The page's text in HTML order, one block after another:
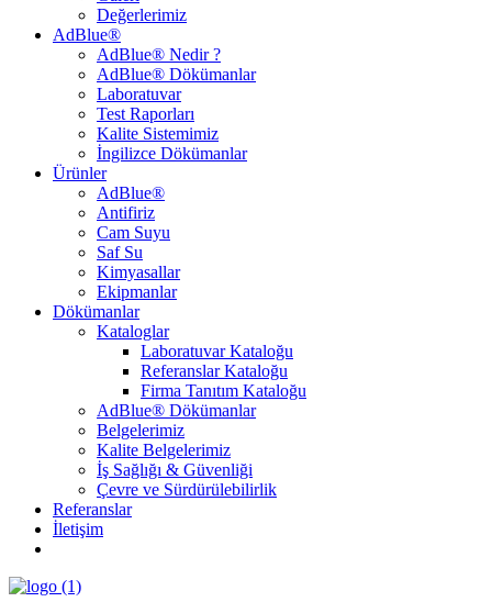
Değerlerimiz
AdBlue®
AdBlue® Nedir ?
AdBlue® Dökümanlar
Laboratuvar
Test Raporları
Kalite Sistemimiz
İngilizce Dökümanlar
Ürünler
AdBlue®
Antifiriz
Cam Suyu
Saf Su
Kimyasallar
Ekipmanlar
Dökümanlar
Kataloglar
Laboratuvar Kataloğu
Referanslar Kataloğu
Firma Tanıtım Kataloğu
AdBlue® Dökümanlar
Belgelerimiz
Kalite Belgelerimiz
İş Sağlığı & Güvenliği
Çevre ve Sürdürülebilirlik
Referanslar
İletişim